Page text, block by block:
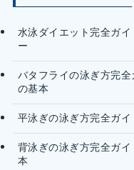
水泳ダイエット完全ガ
ー
バタフライの泳ぎ方完
の基本
平泳ぎの泳ぎ方完全ガ
背泳ぎの泳ぎ方完全ガ
本